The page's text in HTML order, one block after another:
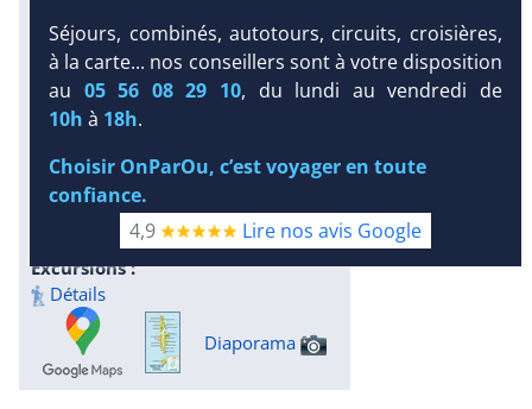
DEMANDE
DEVIS /
Distance:
< 100 m
Longueur:
350 m
Espace
4 m
Équipement :
Snorkeling :
Détails
Plongée sous-marine :
Excursions :
Détails
Diaporama
Séjours, combinés, autotours, circuits, croisières,
à la carte... nos conseillers sont à votre disposition
au 05 56 08 29 10, du lundi au vendredi de
10h à 18h.
Choisir OnParOu, c’est voyager en toute
confiance.
4,9
Lire nos avis Google